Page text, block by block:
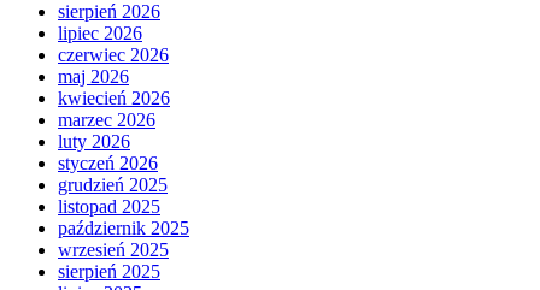
sierpień 2026
lipiec 2026
czerwiec 2026
maj 2026
kwiecień 2026
marzec 2026
luty 2026
styczeń 2026
grudzień 2025
listopad 2025
październik 2025
wrzesień 2025
sierpień 2025